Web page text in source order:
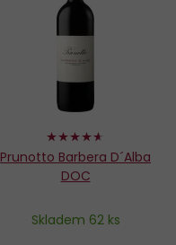
92%
Prunotto Barbera D´Alba
DOC
Skladem 62 ks